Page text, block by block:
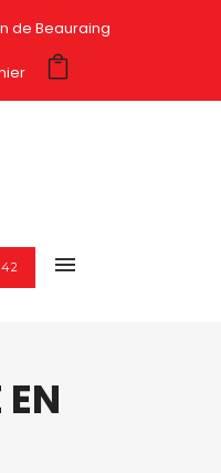
de Beauraing